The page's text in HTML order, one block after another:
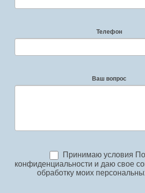
Телефон
Ваш вопрос
Принимаю условия
конфиденциальности и даю свое
обработку моих